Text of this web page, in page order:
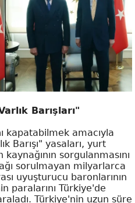
Barışları"
kapatabilmek amacıyla
Barışı" yasaları, yurt
sorgulanmasını
sorulmayan milyarlarca
uyuşturucu baronlarının
paralarını Türkiye'de
Türkiye'nin uzun süre